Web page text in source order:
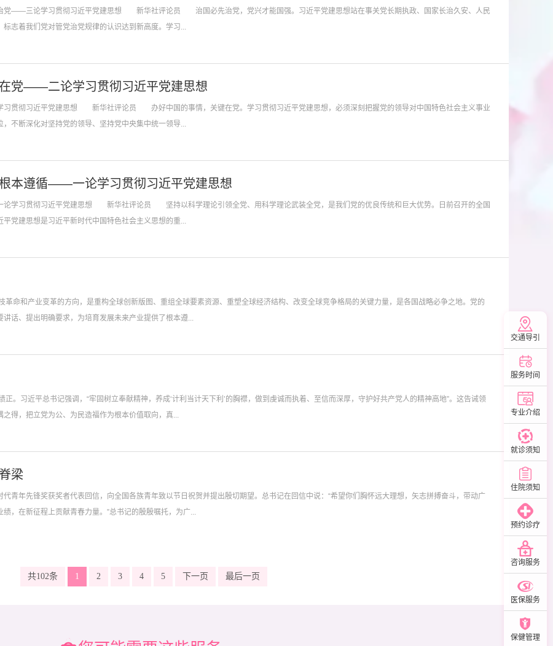
党——三论学习贯彻习近平党建思想 新华社评论员 治国必先治党，党兴才能国强。习近平党建思想站在事关党长期执政、国家长治久安、人民
志着我们党对管党治党规律的认识达到新高度。学习...
党——二论学习贯彻习近平党建思想
习贯彻习近平党建思想 新华社评论员 办好中国的事情，关键在党。学习贯彻习近平党建思想，必须深刻把握党的领导对中国特色社会主义事业
不断深化对坚持党的领导、坚持党中央集中统一领导...
本遵循——一论学习贯彻习近平党建思想
学习贯彻习近平党建思想 新华社评论员 坚持以科学理论引领全党、用科学理论武装全党，是我们党的优良传统和巨大优势。日前召开的全国
党建思想是习近平新时代中国特色社会主义思想的重...
话、提出明确要求，为培育发展未来产业提供了根本遵...
。习近平总书记强调，“牢固树立奉献精神，养成‘计利当计天下利’的胸襟，做到虔诚而执着、至信而深厚，守护好共产党人的精神高地”。这告诫领
得，把立党为公、为民造福作为根本价值取向，真...
梁
青年先锋奖获奖者代表回信，向全国各族青年致以节日祝贺并提出殷切期望。总书记在回信中说：“希望你们胸怀远大理想，矢志拼搏奋斗，带动广
，在新征程上贡献青春力量。”总书记的殷殷嘱托，为广...
共102条 1 2 3 4 5 下一页 最后一页
交通导引
服务时间
专业介绍
就诊须知
住院须知
预约诊疗
咨询服务
医保服务
保健管理